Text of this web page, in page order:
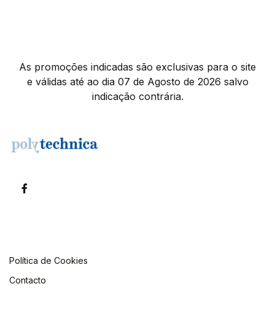
As promoções indicadas são exclusivas para o site
e válidas até ao dia 07 de Agosto de 2026 salvo
indicação contrária.
Política de Cookies
Contacto